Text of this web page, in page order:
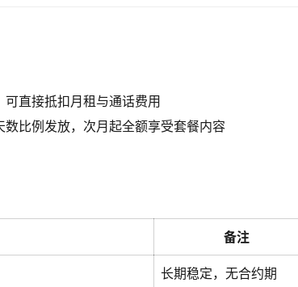
直接抵扣月租与通话费用
数比例发放，次月起全额享受套餐内容
备注
长期稳定，无合约期